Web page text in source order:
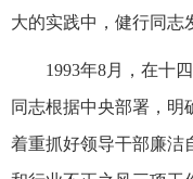
大的实践中，健行同志
1993年8月，在十
同志根据中央部署，明
着重抓好领导干部廉洁